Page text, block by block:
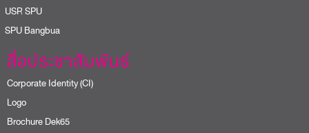
SPU
Bangbua
สื่อประชาสัมพันธ์
Corporate Identity (CI)
Logo
Brochure Dek65